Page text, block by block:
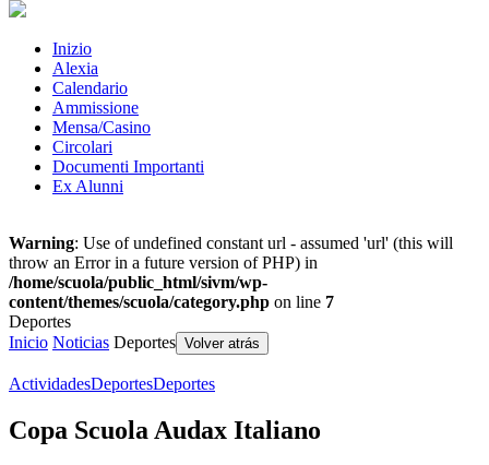
Inizio
Alexia
Calendario
Ammissione
Mensa/Casino
Circolari
Documenti Importanti
Ex Alunni
Warning: Use of undefined constant url - assumed 'url' (this will
throw an Error in a future version of PHP) in
/home/scuola/public_html/sivm/wp-
content/themes/scuola/category.php on line 7
Deportes
Inicio Noticias Deportes Volver atrás
ActividadesDeportesDeportes
Copa Scuola Audax Italiano